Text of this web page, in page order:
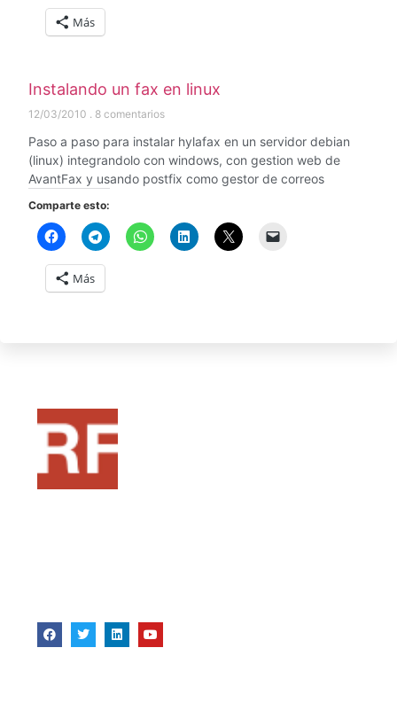
Más
Instalando un fax en linux
12/03/2010 8 comentarios
Paso a paso para instalar hylafax en un servidor debian
(linux) integrandolo con windows, con gestion web de
AvantFax y usando postfix como gestor de correos
Comparte esto:
Más